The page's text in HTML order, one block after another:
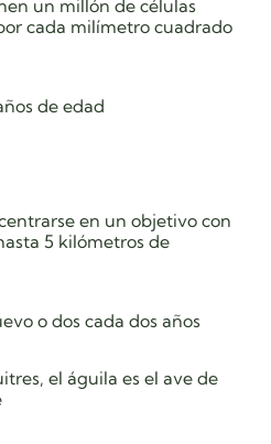
un millón de células
cada milímetro cuadrado
de edad
en un objetivo con
5 kilómetros de
o dos cada dos años
el águila es el ave de